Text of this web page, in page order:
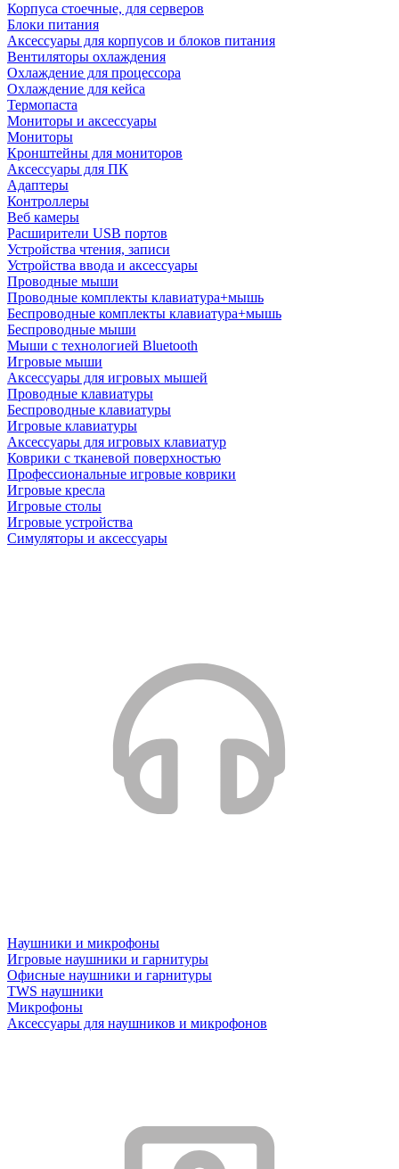
Корпуса стоечные, для серверов
Блоки питания
Аксессуары для корпусов и блоков питания
Вентиляторы охлаждения
Охлаждение для процессора
Охлаждение для кейса
Термопаста
Мониторы и аксессуары
Мониторы
Кронштейны для мониторов
Аксессуары для ПК
Адаптеры
Контроллеры
Веб камеры
Расширители USB портов
Устройства чтения, записи
Устройства ввода и аксессуары
Проводные мыши
Проводные комплекты клавиатура+мышь
Беспроводные комплекты клавиатура+мышь
Беспроводные мыши
Мыши с технологией Bluetooth
Игровые мыши
Аксессуары для игровых мышей
Проводные клавиатуры
Беспроводные клавиатуры
Игровые клавиатуры
Аксессуары для игровых клавиатур
Коврики с тканевой поверхностью
Профессиональные игровые коврики
Игровые кресла
Игровые столы
Игровые устройства
Симуляторы и аксессуары
Наушники и микрофоны
Игровые наушники и гарнитуры
Офисные наушники и гарнитуры
TWS наушники
Микрофоны
Аксессуары для наушников и микрофонов